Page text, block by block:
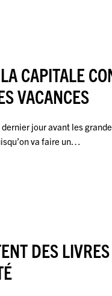
CAPITALE
VACANCES
jour avant les
va faire un…
DES